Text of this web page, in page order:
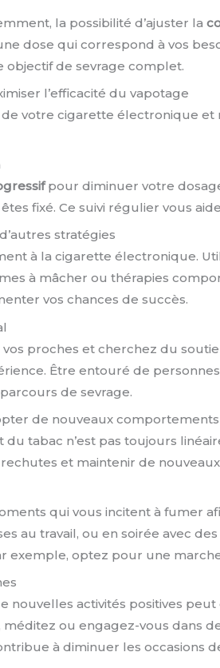
la possibilité d’ajuster la
dose qui correspond à vos
de sevrage complet.
l’efficacité du vapotage
votre cigarette électronique et
pour diminuer votre
fixé. Ce suivi régulier vous
stratégies
à la cigarette électronique.
à mâcher ou thérapies
vos chances de succès.
proches et cherchez du
Être entouré de
de sevrage.
de nouveaux comportements
du tabac n’est pas toujours
et maintenir de
qui vous incitent à fumer
au travail, ou en soirée avec
exemple, optez pour une
nouvelles activités positives
ou engagez-vous dans
à diminuer les occasions